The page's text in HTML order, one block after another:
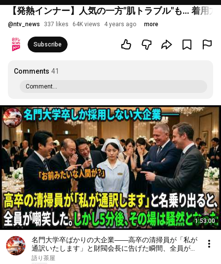
【発熱インナー】人気の一方"肌トラブル"も… 着用方
@ntv_news 337 likes 64K views 4 years ago more
Subscribe
Comments 41
Comment...
1:53:00
名門大学卒ばかりの大企業――高卒の清掃員が「私が
通訳いたします」と財閥会長に告げた瞬間、全員が嘲
笑した。しかし5分後、その場は静まり返った。#動
語り茶屋